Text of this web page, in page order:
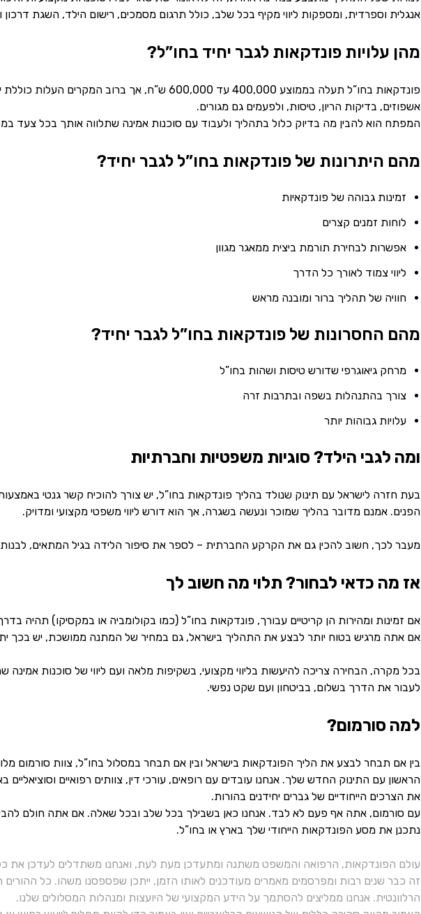
אנגלית וספרדית, ומספקות ליווי מקיף בכל שלב, כולל תרגום מסמכים, רישום הילד, השגת
מהן עלויות פונדקאות לגבר יחיד בחו”ל?
פונדקאות בחו”ל תעלה בממוצע 400,000 עד 600,000 ש”ח,
אשפוזים, בדיקות הריון, טיסות, ולפעמים גם מגורים.
המפתח הוא להבין מה בדיוק כלול בתהליך ולעבוד עם סוכנות אמינה שתלווה אותך בכל צעד
מהם היתרונות של פונדקאות בחו”ל לגבר יחיד?
זמינות גבוהה של פונדקאיות
לוחות זמנים קצרים
אפשרות לבחירת תורמת ביצית ממאגר מגוון
ליווי צמוד לאורך כל הדרך
חוויה של תהליך ברור ומובנה מראש
מהם החסרונות של פונדקאות בחו”ל לגבר יחיד?
מרחק גיאוגרפי שדורש טיסות ושהות בחו”ל
צורך בהתנהלות בשפה ובתרבות זרה
עלויות גבוהות יותר
ומה לגבי הילד? סוגיות משפטיות וחברתיות
הפנים. אמנם מדובר בהליך שמוכר ונעשה בשגרה, אך הוא דורש ליווי משפטי מקצועי ומדויק.
מעבר לכך, חשוב להכין גם את הקרקע החברתית – לספר את סיפור הלידה בגיל המתאים, לבנות
אז מה כדאי לבחור? תלוי מה חשוב לך
אם זמינות ומהירות הן קריטיים עבורך, פונדקאות בחו”ל (כמו בקולומביה או במקסיקו) תהיה
אם אתה מרגיש בטוח יותר לבצע את התהליך בישראל, גם במחיר של המתנה ממושכת, יש בכך
בכל מקרה, הבחירה צריכה להיעשות בליווי מקצועי, בשקיפות מלאה ועם ליווי של סוכנות
לעבור את הדרך בשלום, בביטחון ועם שקט נפשי.
למה סורמום?
בין אם תבחר לבצע את הליך הפונדקאות בישראל ובין אם תבחר במסלול בחו”ל, צוות סורמום
הראשון עם התינוק החדש שלך. אנחנו עובדים עם רופאים, עורכי דין, צוותים רפואיים
את הצרכים הייחודיים של גברים יחידנים בהורות.
עם סורמום, אתה אף פעם לא לבד. אנחנו כאן בשבילך בכל שלב ובכל שאלה. אם אתה חולם
נתכנן את מסע הפונדקאות הייחודי שלך בארץ או בחו”ל.
עולם הפונדקאות, הרפואה והמשפט משתנה ומתעדכן מעת לעת, ואנחנו משתדלים לעדכן את
זה כבר שנים רבות ומפרסמים מאמרים מעודכנים לאותו הזמן, ייתכן שפספסנו משהו. כל
הרלוונטית. אנחנו ממליצים להסתמך על הידע המקצועי של היועצות ומנהלות המסלולים שלנו.